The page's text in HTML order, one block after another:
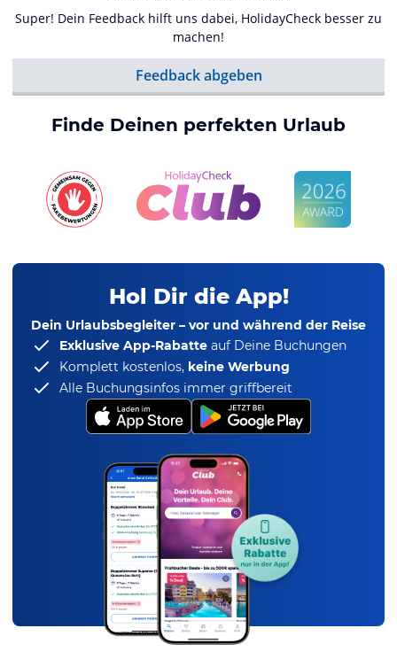
Super! Dein Feedback hilft uns dabei, HolidayCheck besser zu
machen!
Feedback abgeben
Finde Deinen perfekten Urlaub
Hol Dir die App!
Dein Urlaubsbegleiter – vor und während der Reise
Exklusive App-Rabatte auf Deine Buchungen
Komplett kostenlos, keine Werbung
Alle Buchungsinfos immer griffbereit